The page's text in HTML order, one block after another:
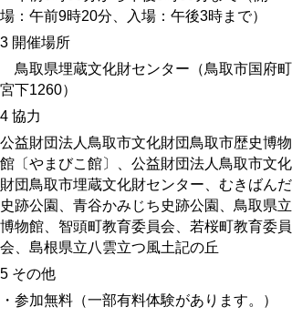
場：午前9時20分、入場：午後3時まで）
3 開催場所
鳥取県埋蔵文化財センター（鳥取市国府町
宮下1260）
4 協力
公益財団法人鳥取市文化財団鳥取市歴史博物
館〔やまびこ館〕、公益財団法人鳥取市文化
財団鳥取市埋蔵文化財センター、むきばんだ
史跡公園、青谷かみじち史跡公園、鳥取県立
博物館、 智頭町教育委員会、若桜町教育委員
会、 島根県立八雲立つ風土記の丘
5 その他
・参加無料（一部有料体験があります。）